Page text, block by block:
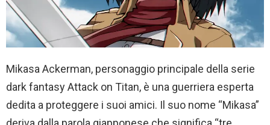
Mikasa Ackerman, personaggio principale della serie
dark fantasy Attack on Titan, è una guerriera esperta
dedita a proteggere i suoi amici. Il suo nome “Mikasa”